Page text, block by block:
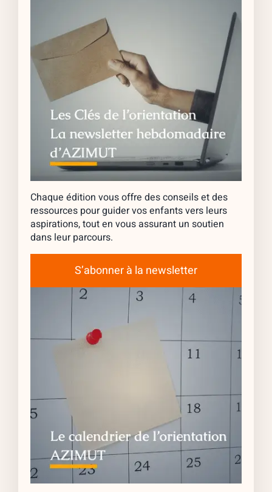
Chaque édition vous offre des conseils et des
ressources pour guider vos enfants vers leurs
aspirations, tout en vous assurant un soutien
dans leur parcours.
S’abonner à la newsletter